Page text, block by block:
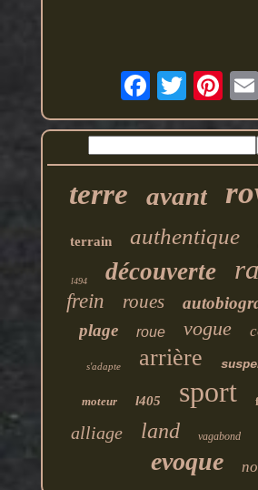
terre avant
terrain authentique
l494 découverte
frein roues
plage roue vogue
s'adapte arrière
moteur l405 sport
alliage land vagabond
evoque